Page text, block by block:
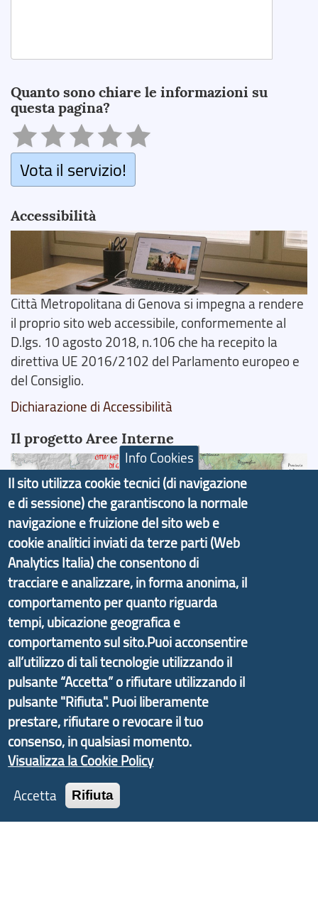
Quanto sono chiare le informazioni su
questa pagina?
Vota il servizio!
Accessibilità
Città Metropolitana di Genova si impegna a rendere
il proprio sito web accessibile, conformemente al
D.lgs. 10 agosto 2018, n.106 che ha recepito la
direttiva UE 2016/2102 del Parlamento europeo e
del Consiglio.
Dichiarazione di Accessibilità
Il progetto Aree Interne
Il portale di marketing territoriale e sviluppo locale
di Genova Città Metropolitana si è sviluppato a
partire dal progetto nazionale Aree Interne
promosso dal Dipartimento per lo Sviluppo
Economico e finalizzato al rilancio socio-economico
delle valli dell’entroterra. In particolare fornisce
informazioni ed aggiornamenti sullaStrategia
d'Area Antola-Tigullio, in collaborazione con Regione
Liguria ed ANCI Liguria.
Copyright © 2017 Città metropolitana di Genova |
Tecnologie e Accessibilità
Info Cookies
Il sito utilizza cookie tecnici (di navigazione
e di sessione) che garantiscono la normale
navigazione e fruizione del sito web e
cookie analitici inviati da terze parti (Web
Analytics Italia) che consentono di
tracciare e analizzare, in forma anonima, il
comportamento per quanto riguarda
tempi, ubicazione geografica e
comportamento sul sito.Puoi acconsentire
all’utilizzo di tali tecnologie utilizzando il
pulsante “Accetta” o rifiutare utilizzando il
pulsante "Rifiuta". Puoi liberamente
prestare, rifiutare o revocare il tuo
consenso, in qualsiasi momento.
Visualizza la Cookie Policy
Accetta
Rifiuta